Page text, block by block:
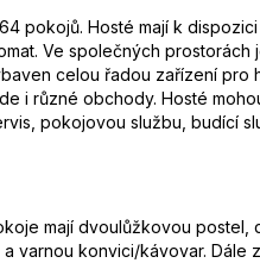
pokojů. Hosté mají k
Ve společných
celou řadou zařízení
i různé obchody. Hosté
pokojovou službu, budící
mají dvoulůžkovou
varnou konvici/kávovar.